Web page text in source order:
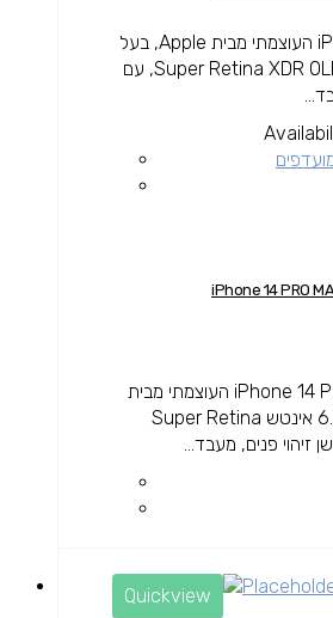
iPhone 14 Pro Max העוצמתי מבית Apple, בעל
מסך 6.7 אינטש Super Retina XDR OLED, עם
iPhone 14 Pro Max העוצמתי מבית
Apple, בעל מסך 6.7 אינטש Super Retina
Quickview